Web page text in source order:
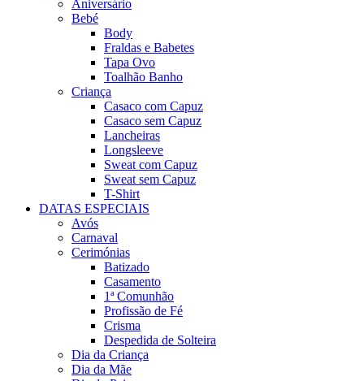
Aniversário
Bebé
Body
Fraldas e Babetes
Tapa Ovo
Toalhão Banho
Criança
Casaco com Capuz
Casaco sem Capuz
Lancheiras
Longsleeve
Sweat com Capuz
Sweat sem Capuz
T-Shirt
DATAS ESPECIAIS
Avós
Carnaval
Cerimónias
Batizado
Casamento
1ª Comunhão
Profissão de Fé
Crisma
Despedida de Solteira
Dia da Criança
Dia da Mãe